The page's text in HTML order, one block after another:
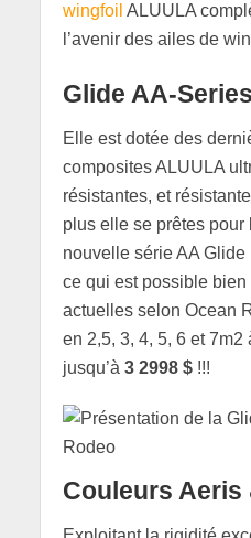
wingfoil ALUULA
l’avenir des ailes de
Glide AA-
Elle est dotée des
composites ALUULA
résistantes, et
plus elle se prêtes pour
nouvelle série AA
ce qui est possible
actuelles selon Ocean
en 2,5, 3, 4, 5, 6 et 7m2
jusqu’à 3 2998 $!!!
Couleurs Aeris